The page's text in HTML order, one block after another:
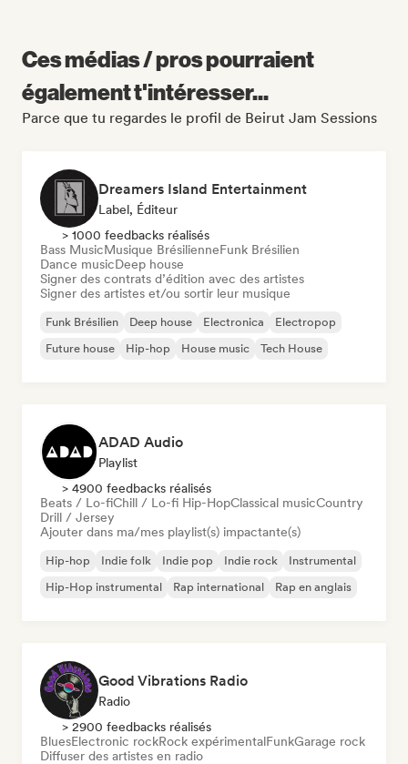
Ces médias / pros pourraient
également t'intéresser...
Parce que tu regardes le profil de Beirut Jam Sessions
Dreamers Island Entertainment
Label, Éditeur
> 1000 feedbacks réalisés
Bass MusicMusique BrésilienneFunk Brésilien
Dance musicDeep house
Signer des contrats d’édition avec des artistes
Signer des artistes et/ou sortir leur musique
Funk Brésilien Deep house Electronica
Electropop
Future house
Hip-hop House music Tech House
ADAD Audio
Playlist
> 4900 feedbacks réalisés
Beats / Lo-fiChill / Lo-fi Hip-HopClassical musicCountry
Drill / Jersey
Ajouter dans ma/mes playlist(s) impactante(s)
Hip-hop Indie folk Indie pop Indie rock
Instrumental
Hip-Hop instrumental
Rap international Rap en anglais
Good Vibrations Radio
Radio
> 2900 feedbacks réalisés
BluesElectronic rockRock expérimentalFunkGarage rock
Diffuser des artistes en radio